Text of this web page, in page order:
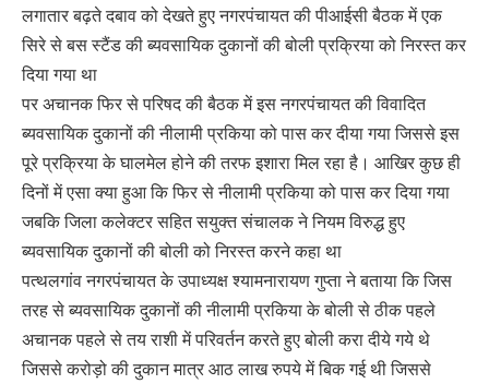
लगातार बढ़ते दबाव को देखते हुए नगरपंचायत की पीआईसी बैठक में एक
सिरे से बस स्टैंड की ब्यवसायिक दुकानों की बोली प्रक्रिया को निरस्त कर
दिया गया था
पर अचानक फिर से परिषद की बैठक में इस नगरपंचायत की विवादित
ब्यवसायिक दुकानों की नीलामी प्रकिया को पास कर दीया गया जिससे इस
पूरे प्रक्रिया के घालमेल होने की तरफ इशारा मिल रहा है। आखिर कुछ ही
दिनों में एसा क्या हुआ कि फिर से नीलामी प्रकिया को पास कर दिया गया
जबकि जिला कलेक्टर सहित सयुक्त संचालक ने नियम विरुद्ध हुए
ब्यवसायिक दुकानों की बोली को निरस्त करने कहा था
पत्थलगांव नगरपंचायत के उपाध्यक्ष श्यामनारायण गुप्ता ने बताया कि जिस
तरह से ब्यवसायिक दुकानों की नीलामी प्रकिया के बोली से ठीक पहले
अचानक पहले से तय राशी में परिवर्तन करते हुए बोली करा दीये गये थे
जिससे करोड़ो की दुकान मात्र आठ लाख रुपये में बिक गई थी जिससे